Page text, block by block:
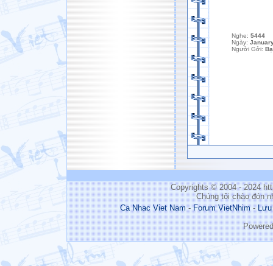
Nghe: 5444
Ngày:
Người Gởi:
Copyrights © 2004 - 2024
Chúng tôi chào đón
Ca Nhac Viet Nam-Forum VietNhim-